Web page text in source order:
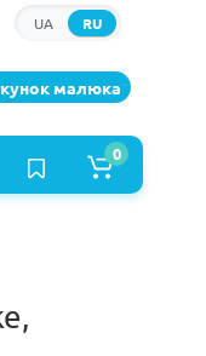
RU
UA
малюка
0